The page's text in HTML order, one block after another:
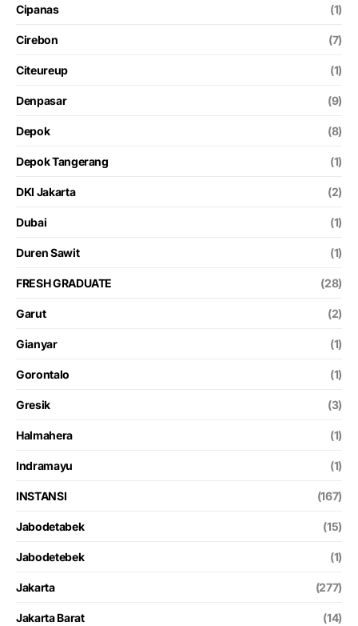
Cipanas (1)
Cirebon (7)
Citeureup (1)
Denpasar (9)
Depok (8)
Depok Tangerang (1)
DKI Jakarta (2)
Dubai (1)
Duren Sawit (1)
FRESH GRADUATE (28)
Garut (2)
Gianyar (1)
Gorontalo (1)
Gresik (3)
Halmahera (1)
Indramayu (1)
INSTANSI (167)
Jabodetabek (15)
Jabodetebek (1)
Jakarta (277)
Jakarta Barat (14)